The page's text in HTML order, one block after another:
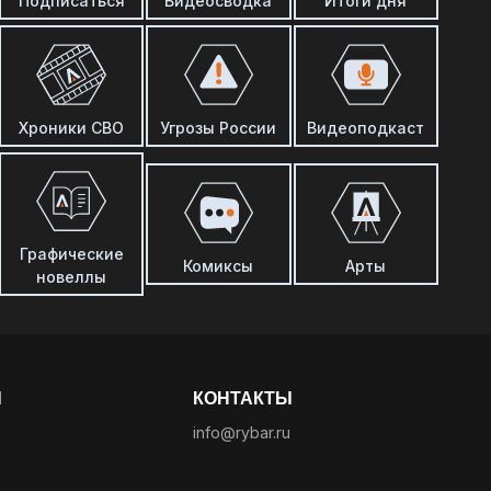
Хроники СВО Угрозы России Видеоподкаст
Графические
новеллы
Комиксы Арты
КОНТАКТЫ
info@rybar.ru